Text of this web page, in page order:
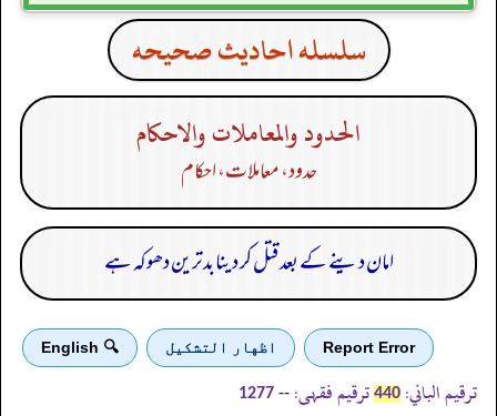
سلسله احاديث صحيحه
الحدود والمعاملات والاحكام
حدود، معاملات، احکام
امان دینے کے بعد قتل کر دینا بدترین دھوکہ ہے
Report Error اظهار التشكيل 🔍 English
ترقیم الباني: 440 ترقیم فقہی: --
1277